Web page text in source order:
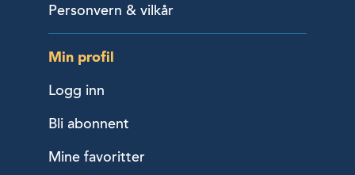
Personvern & vilkår
Min profil
Logg inn
Bli abonnent
Mine favoritter